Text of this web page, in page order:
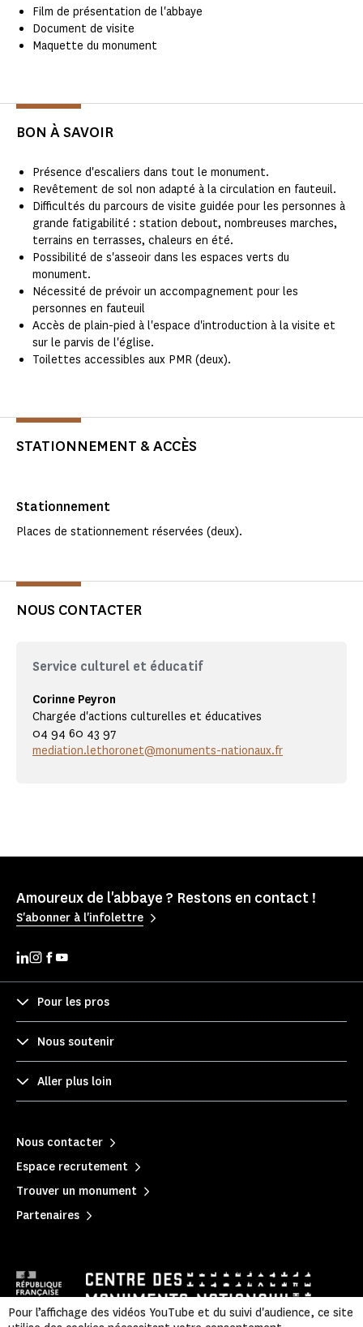
Film de présentation de l'abbaye
Document de visite
Maquette du monument
BON À SAVOIR
Présence d'escaliers dans tout le monument.
Revêtement de sol non adapté à la circulation en fauteuil.
Difficultés du parcours de visite guidée pour les personnes à
grande fatigabilité : station debout, nombreuses marches,
terrains en terrasses, chaleurs en été.
Possibilité de s'asseoir dans les espaces verts du
monument.
Nécessité de prévoir un accompagnement pour les
personnes en fauteuil
Accès de plain-pied à l'espace d'introduction à la visite et
sur le parvis de l'église.
Toilettes accessibles aux PMR (deux).
STATIONNEMENT & ACCÈS
Stationnement
Places de stationnement réservées (deux).
NOUS CONTACTER
Service culturel et éducatif
Corinne Peyron
Chargée d'actions culturelles et éducatives
04 94 60 43 97
mediation.lethoronet@monuments-nationaux.fr
Amoureux de l'abbaye ? Restons en contact !
S'abonner à l'infolettre
Pour les pros
Nous soutenir
Aller plus loin
Nous contacter
Espace recrutement
Trouver un monument
Partenaires
Pour l’affichage des vidéos YouTube et du suivi d'audience, ce site